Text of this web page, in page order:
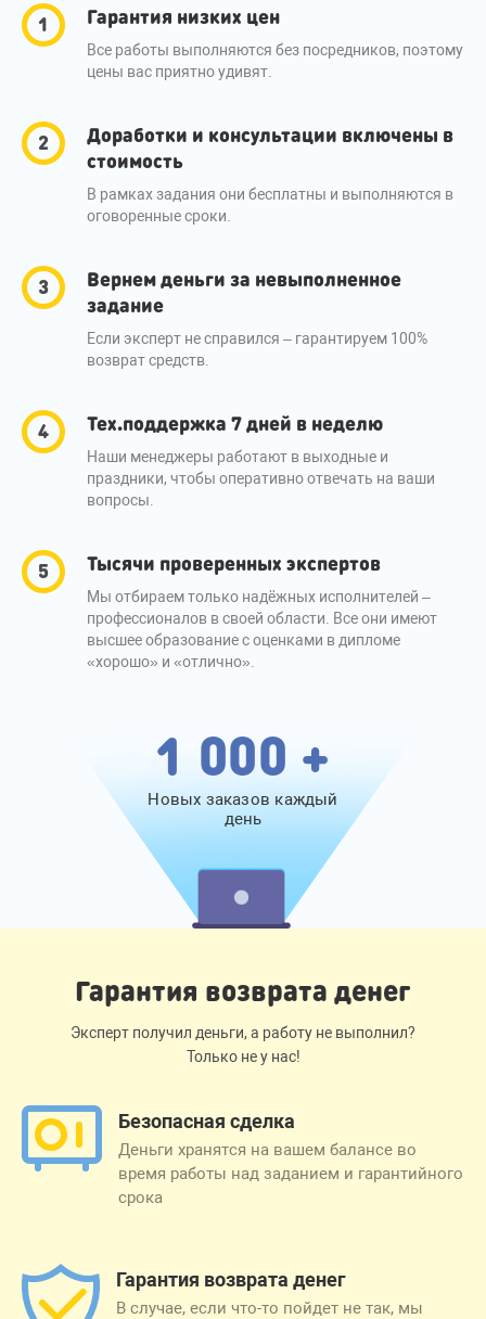
Гарантия низких цен
Все работы выполняются без посредников, поэтому
цены вас приятно удивят.
Доработки и консультации включены в
стоимость
В рамках задания они бесплатны и выполняются в
оговоренные сроки.
Вернем деньги за невыполненное
задание
Если эксперт не справился – гарантируем 100%
возврат средств.
Тех.поддержка 7 дней в неделю
Наши менеджеры работают в выходные и
праздники, чтобы оперативно отвечать на ваши
вопросы.
Тысячи проверенных экспертов
Мы отбираем только надёжных исполнителей –
профессионалов в своей области. Все они имеют
высшее образование с оценками в дипломе
«хорошо» и «отлично».
1 000 +
Новых заказов каждый
день
Гарантия возврата денег
Эксперт получил деньги, а работу не выполнил?
Только не у нас!
Безопасная сделка
Деньги хранятся на вашем балансе во
время работы над заданием и гарантийного
срока
Гарантия возврата денег
В случае, если что-то пойдет не так, мы